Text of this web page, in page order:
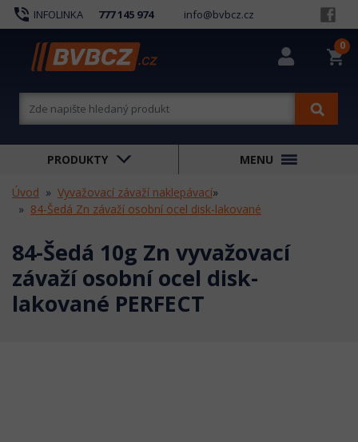
phone_in_talk INFOLINKA 777 145 974 info@bvbcz.cz
shopping_cart
0
PRODUKTY MENU
Úvod Vyvažovací závaží naklepávací»
84-Šedá Zn závaží osobní ocel disk-lakované
84-Šedá 10g Zn vyvažovací
závaží osobní ocel disk-
lakované PERFECT